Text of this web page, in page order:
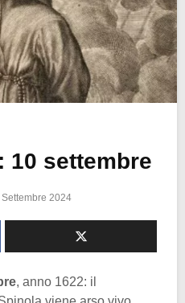
10 settembre
Settembre 2024
, anno 1622: il